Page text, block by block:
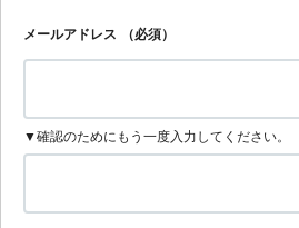
メールアドレス （必須）
▼確認のためにもう一度入力してください。